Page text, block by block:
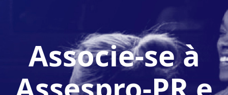
Associe-se à